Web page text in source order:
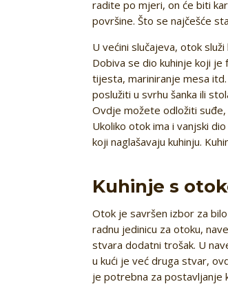
radite po mjeri, on će biti
površine. Što se najčešće
U većini slučajeva, otok
Dobiva se dio kuhinje koji je
tijesta, mariniranje mesa
poslužiti u svrhu šanka ili
Ovdje možete odložiti
Ukoliko otok ima i vanjski
koji naglašavaju kuhinju.
Kuhinje s
Otok je savršen izbor za
radnu jedinicu za otoku,
stvara dodatni trošak. U
u kući je već druga stvar,
je potrebna za postavljanje